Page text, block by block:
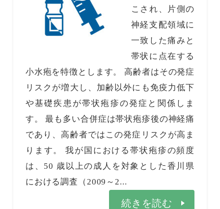
こされ、片側の
神経支配領域に
一致した痛みと
帯状に点在する
小水疱を特徴とします。 高齢者はその発症
リスクが増大し、加齢以外にも免疫力低下
や基礎疾患が帯状疱疹の発症と関係しま
す。 最も多い合併症は帯状疱疹後の神経痛
であり、高齢者ではこの発症リスクが高ま
ります。 我が国における帯状疱疹の頻度
は、50 歳以上の成人を対象とした香川県
における調査（2009～2...
続きを読む